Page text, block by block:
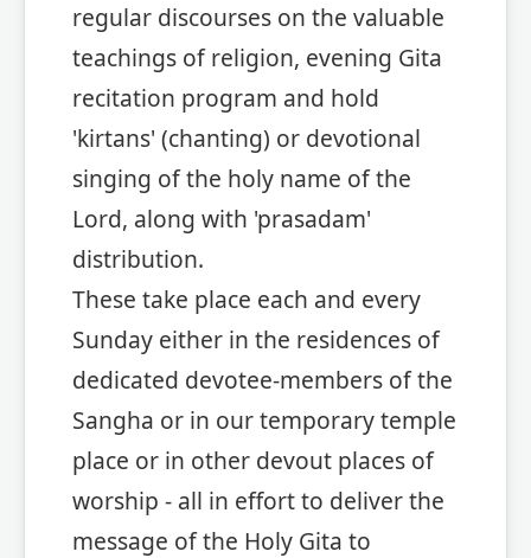
regular discourses on the valuable
teachings of religion, evening Gita
recitation program and hold
'kirtans' (chanting) or devotional
singing of the holy name of the
Lord, along with 'prasadam'
distribution.
These take place each and every
Sunday either in the residences of
dedicated devotee-members of the
Sangha or in our temporary temple
place or in other devout places of
worship - all in effort to deliver the
message of the Holy Gita to